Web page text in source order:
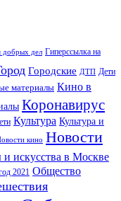
добрых дел Гиперссылка на
Городские ДТП Дети
материалы Кино в
Коронавирус
Культура Культура и
кино Новости
искусства в Москве
2021 Общество